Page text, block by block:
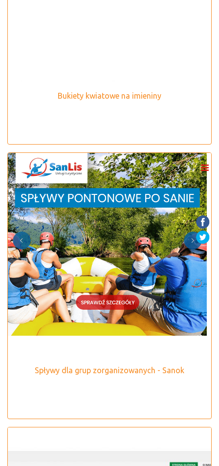
Bukiety kwiatowe na imieniny
Spływy dla grup zorganizowanych - Sanok